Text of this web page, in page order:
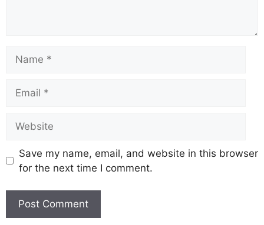
Save my name, email, and website in this browser
for the next time I comment.